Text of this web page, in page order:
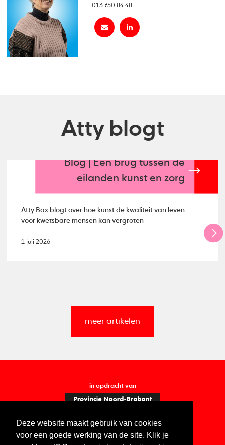
Deze website maakt gebruik van cookies
voor een goede werking van de site. Klik je
013 750 84 48
Atty blogt
Blog | Een brug tussen de
eilanden kunst en zorg
Atty Bax blogt over hoe kunst de kwaliteit van leven
voor kwetsbare mensen kan vergroten
1 juli 2026
meer artikelen
in opdracht van